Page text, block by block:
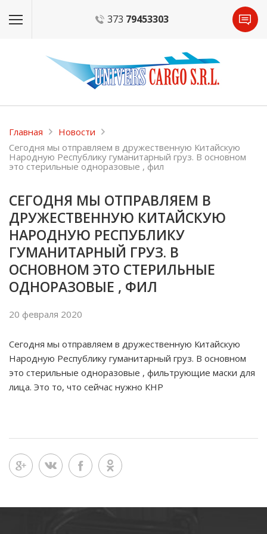
373 79453303
Главная
Новости
Сегодня мы отправляем в дружественную Китайскую
Народную Республику гуманитарный груз. В основном
это стерильные одноразовые , фил
СЕГОДНЯ МЫ ОТПРАВЛЯЕМ В
ДРУЖЕСТВЕННУЮ КИТАЙСКУЮ
НАРОДНУЮ РЕСПУБЛИКУ
ГУМАНИТАРНЫЙ ГРУЗ. В
ОСНОВНОМ ЭТО СТЕРИЛЬНЫЕ
ОДНОРАЗОВЫЕ , ФИЛ
20 февраля 2020
Сегодня мы отправляем в дружественную Китайскую
Народную Республику гуманитарный груз. В основном
это стерильные одноразовые , фильтрующие маски для
лица. Это то, что сейчас нужно КНР